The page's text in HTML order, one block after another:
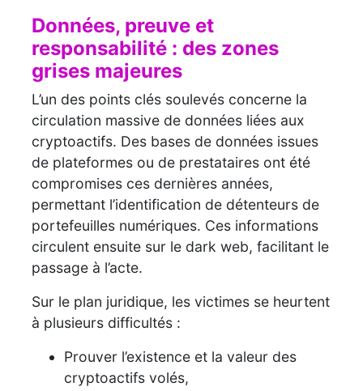
Données, preuve et
responsabilité : des zones
grises majeures
L’un des points clés soulevés concerne la
circulation massive de données liées aux
cryptoactifs. Des bases de données issues
de plateformes ou de prestataires ont été
compromises ces dernières années,
permettant l’identification de détenteurs de
portefeuilles numériques. Ces informations
circulent ensuite sur le dark web, facilitant le
passage à l’acte.
Sur le plan juridique, les victimes se heurtent
à plusieurs difficultés :
Prouver l’existence et la valeur des
cryptoactifs volés,